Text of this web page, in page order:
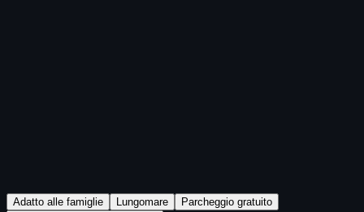
Adatto alle famiglie Lungomare Parcheggio gratuito